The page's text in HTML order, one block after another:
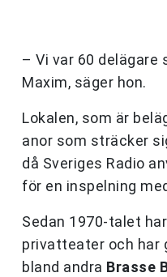
– Vi var 60 delägare
Maxim, säger hon.
Lokalen, som är
anor som sträcker
då Sveriges Radio
för en inspelning
Sedan 1970-talet
privatteater och har
bland andra Brasse